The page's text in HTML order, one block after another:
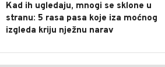
Kad ih ugledaju, mnogi se sklone u
stranu: 5 rasa pasa koje iza moćnog
izgleda kriju nježnu narav